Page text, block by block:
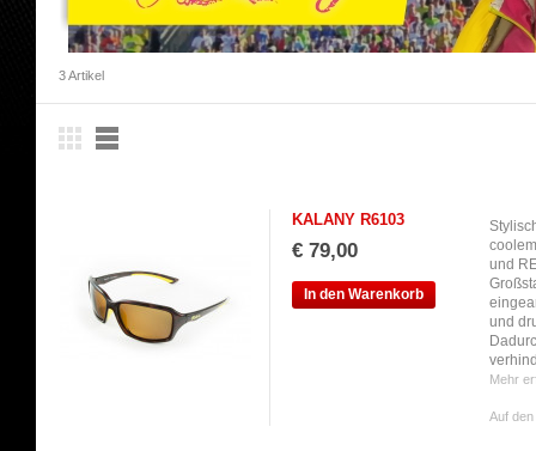
3 Artikel
KALANY R6103
€ 79,00
In den Warenkorb
und
und
Mehr
Auf